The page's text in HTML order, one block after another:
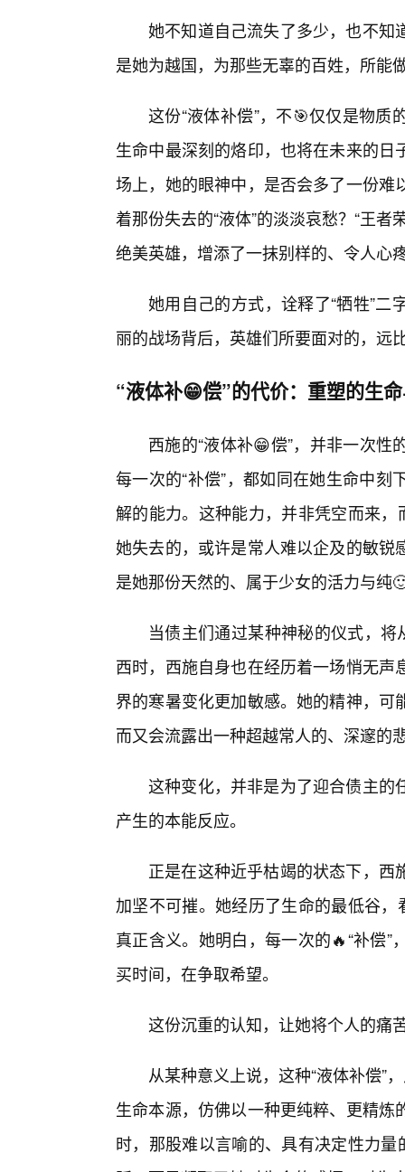
她不知道自己流失了多少，也不知
是她为越国，为那些无辜的百姓，所能
这份“液体补偿”，不🎯仅仅是物
生命中最深刻的烙印，也将在未来的
场上，她的眼神中，是否会多了一份
着那份失去的“液体”的淡淡哀愁？“王
绝美英雄，增添了一抹别样的、令人心
她用自己的方式，诠释了“牺牲”
丽的战场背后，英雄们所要面对的，远
“液体补😁偿”的代价：重塑的生
西施的“液体补😁偿”，并非一次
每一次的“补偿”，都如同在她生命中
解的能力。这种能力，并非凭空而来
她失去的，或许是常人难以企及的敏
是她那份天然的、属于少女的活力与纯
当债主们通过某种神秘的仪式，
西时，西施自身也在经历着一场悄无
界的寒暑变化更加敏感。她的精神，
而又会流露出一种超越常人的、深邃的
这种变化，并非是为了迎合债主的
产生的本能反应。
正是在这种近乎枯竭的状态下，
加坚不可摧。她经历了生命的最低谷
真正含义。她明白，每一次的🔥“补偿
买时间，在争取希望。
这份沉重的认知，让她将个人的痛
从某种意义上说，这种“液体补偿”
生命本源，仿佛以一种更纯粹、更精
时，那股难以言喻的、具有决定性力